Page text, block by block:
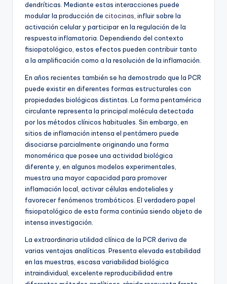
dendríticas. Mediante estas interacciones puede
modular la producción de citocinas , influir sobre la
activación celular y participar en la regulación de la
respuesta inflamatoria. Dependiendo del contexto
fisiopatológico, estos efectos pueden contribuir tanto
a la amplificación como a la resolución de la inflamación.
En años recientes también se ha demostrado que la PCR
puede existir en diferentes formas estructurales con
propiedades biológicas distintas. La forma pentamérica
circulante representa la principal molécula detectada
por los métodos clínicos habituales. Sin embargo, en
sitios de inflamación intensa el pentámero puede
disociarse parcialmente originando una forma
monomérica que posee una actividad biológica
diferente y, en algunos modelos experimentales,
muestra una mayor capacidad para promover
inflamación local, activar células endoteliales y
favorecer fenómenos trombóticos. El verdadero papel
fisiopatológico de esta forma continúa siendo objeto de
intensa investigación.
La extraordinaria utilidad clínica de la PCR deriva de
varias ventajas analíticas. Presenta elevada estabilidad
en las muestras, escasa variabilidad biológica
intraindividual, excelente reproducibilidad entre